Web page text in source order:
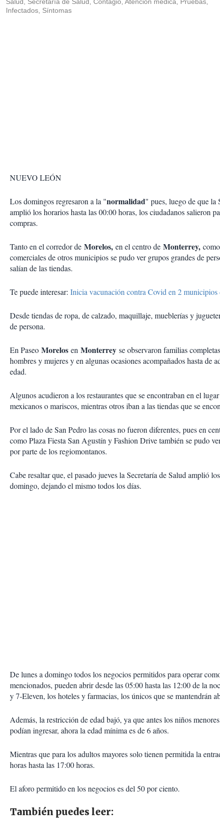
Salud, Secretaría de Salud, Contagio, Atención médica, Pruebas,
Infectados, Síntomas
NUEVO LEÓN
Los domingos regresaron a la "normalidad" pues, luego de que la
amplió los horarios hasta las 00:00 horas, los ciudadanos salieron
compras.
Tanto en el corredor de Morelos, en el centro de Monterrey,
comerciales de otros municipios se pudo ver grupos grandes de
salían de las tiendas.
Te puede interesar: Inicia vacunación contra Covid en 2
Desde tiendas de ropa, de calzado, maquillaje, mueblerías y
de persona.
En Paseo Morelos en Monterrey se observaron familias
hombres y mujeres y en algunas ocasiones acompañados hasta de
edad.
Algunos acudieron a los restaurantes que se encontraban en el
mexicanos o mariscos, mientras otros iban a las tiendas que se
Por el lado de San Pedro las cosas no fueron diferentes, pues en
como Plaza Fiesta San Agustín y Fashion Drive también se pudo
por parte de los regiomontanos.
Cabe resaltar que, el pasado jueves la Secretaría de Salud amplió
domingo, dejando el mismo todos los días.
De lunes a domingo todos los negocios permitidos para operar
mencionados, pueden abrir desde las 05:00 hasta las 12:00 de la
y 7-Eleven, los hoteles y farmacias, los únicos que se mantendrán
Además, la restricción de edad bajó, ya que antes los niños
podían ingresar, ahora la edad mínima es de 6 años.
Mientras que para los adultos mayores solo tienen permitida la
horas hasta las 17:00 horas.
El aforo permitido en los negocios es del 50 por ciento.
También puedes leer: